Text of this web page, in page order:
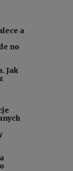
a
no
Jak